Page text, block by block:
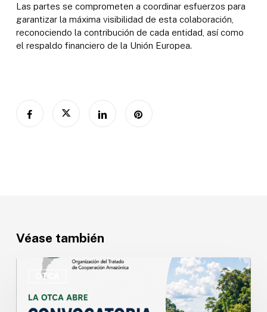
Las partes se comprometen a coordinar esfuerzos para
garantizar la máxima visibilidad de esta colaboración,
reconociendo la contribución de cada entidad, así como
el respaldo financiero de la Unión Europea.
Véase también
OTCA
para